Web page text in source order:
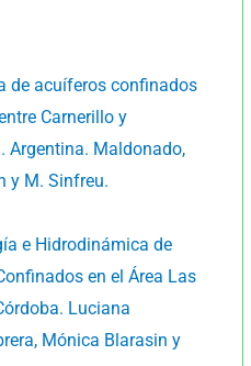
de acuíferos confinados
Carnerillo y
Argentina. Maldonado,
y M. Sinfreu.
e Hidrodinámica de
en el Área Las
Luciana
Mónica Blarasin y